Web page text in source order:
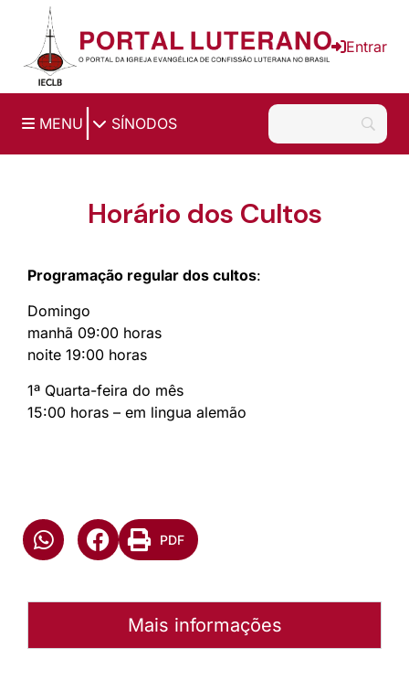
Ir para o conteúdo principal
Entrar
MENU SÍNODOS
Horário dos Cultos
Programação regular dos cultos:
Domingo
manhã 09:00 horas
noite 19:00 horas
1ª Quarta-feira do mês
15:00 horas – em lingua alemão
PDF
Mais informações